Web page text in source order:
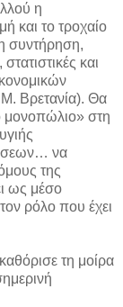
η
και το τροχαίο
συντήρηση,
και
Βρετανία). Θα
μονοπώλιο» στη
να
της
ως μέσο
ρόλο που έχει
τη μοίρα